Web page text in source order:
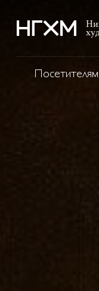
Посетителям